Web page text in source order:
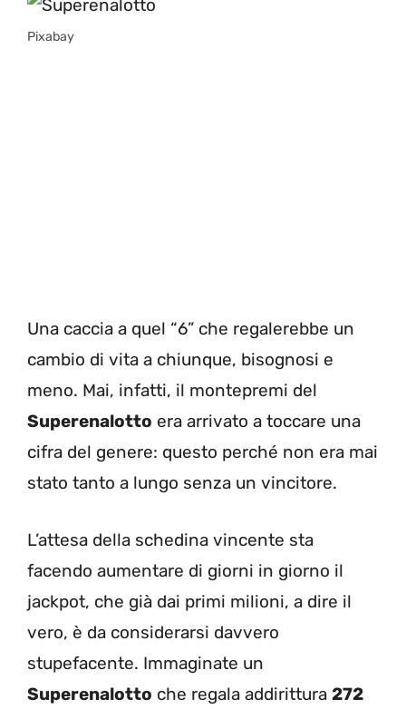
Pixabay
Una caccia a quel “6” che regalerebbe un
cambio di vita a chiunque, bisognosi e
meno. Mai, infatti, il montepremi del
Superenalotto era arrivato a toccare una
cifra del genere: questo perché non era mai
stato tanto a lungo senza un vincitore.
L’attesa della schedina vincente sta
facendo aumentare di giorni in giorno il
jackpot, che già dai primi milioni, a dire il
vero, è da considerarsi davvero
stupefacente. Immaginate un
Superenalotto che regala addirittura 272